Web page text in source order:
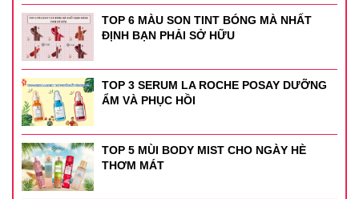
TOP 6 MÀU SON TINT BÓNG MÀ NHẤT
ĐỊNH BẠN PHẢI SỞ HỮU
TOP 3 SERUM LA ROCHE POSAY DƯỠNG
ẨM VÀ PHỤC HỒI
TOP 5 MÙI BODY MIST CHO NGÀY HÈ
THƠM MÁT